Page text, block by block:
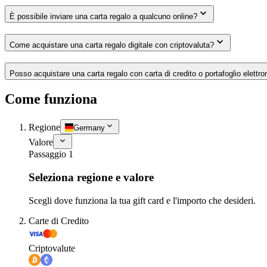
È possibile inviare una carta regalo a qualcuno online?
Come acquistare una carta regalo digitale con criptovaluta?
Posso acquistare una carta regalo con carta di credito o portafoglio
Come funziona
Regione Germany
Valore
Passaggio 1
Seleziona regione e valore
Scegli dove funziona la tua gift card e l'importo che desideri.
Carte di Credito
Criptovalute